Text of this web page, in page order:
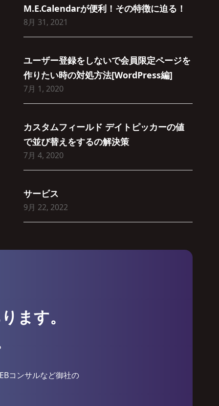
M.E.Calendarが便利！その特徴に迫る！
8月 31, 2021
ユーザー登録をしないで会員限定ページを
作りたい時の対処方法[WordPress編]
7月 1, 2020
カスタムフィールド デイトピッカーの値
で並び替えをするの解決策
7月 4, 2020
サービス
9月 22, 2022
ます。
コンサルなど御社の